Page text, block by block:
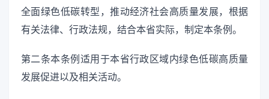
全面绿色低碳转型，推动经济社会高质量发展，根据
有关法律、行政法规，结合本省实际，制定本条例。
第二条本条例适用于本省行政区域内绿色低碳高质量
发展促进以及相关活动。